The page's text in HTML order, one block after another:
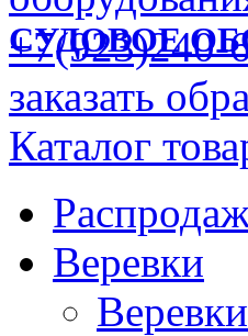
СУДОВОЕ
+7(923)240-
заказать
Каталог
Веревки